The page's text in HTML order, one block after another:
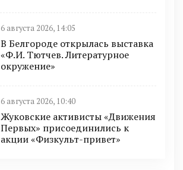
6 августа 2026, 14:05
В Белгороде открылась выставка
«Ф.И. Тютчев. Литературное
окружение»
6 августа 2026, 10:40
Жуковские активисты «Движения
Первых» присоединились к
акции «Физкульт-привет»